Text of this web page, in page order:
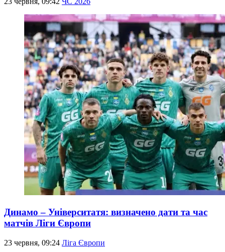
Динамо – Університатя: визначено дати та час
матчів Ліги Європи
23 червня, 09:24 Ліга Європи